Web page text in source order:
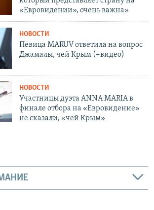
«Евровидении», очень важна»
НОВОСТИ
Певица MARUV ответила на вопрос
Джамалы, чей Крым (+видео)
НОВОСТИ
Участницы дуэта ANNA MARIA в
финале отбора на «Евровидение»
не сказали, «чей Крым»